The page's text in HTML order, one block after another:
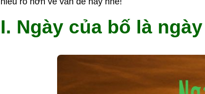
I. Ngày của bố là